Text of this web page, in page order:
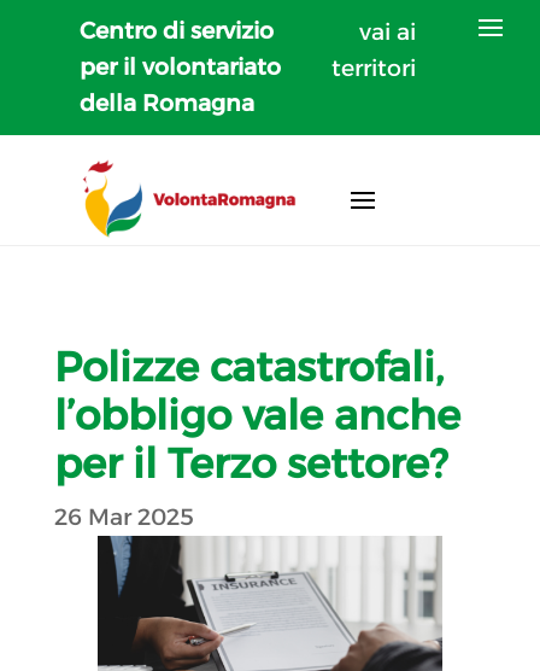
Centro di servizio
per il volontariato
della Romagna
vai ai
territori
Polizze catastrofali,
l’obbligo vale anche
per il Terzo settore?
26 Mar 2025